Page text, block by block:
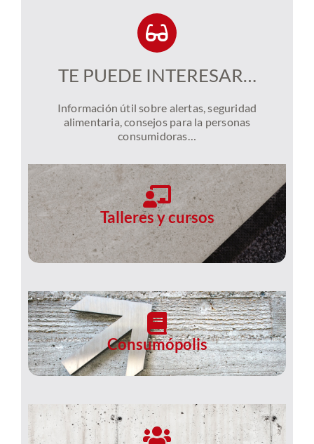
TE PUEDE INTERESAR…
Información útil sobre alertas, seguridad
alimentaria, consejos para la personas
consumidoras…
Talleres y cursos
Consumópolis